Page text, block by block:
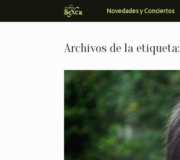
contenido
Novedades y Conciertos
Archivos de la etiqueta: